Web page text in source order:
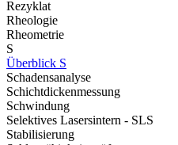
Rezyklat
Rheologie
Rheometrie
S
Überblick S
Schadensanalyse
Schichtdickenmessung
Schwindung
Selektives Lasersintern - SLS
Stabilisierung